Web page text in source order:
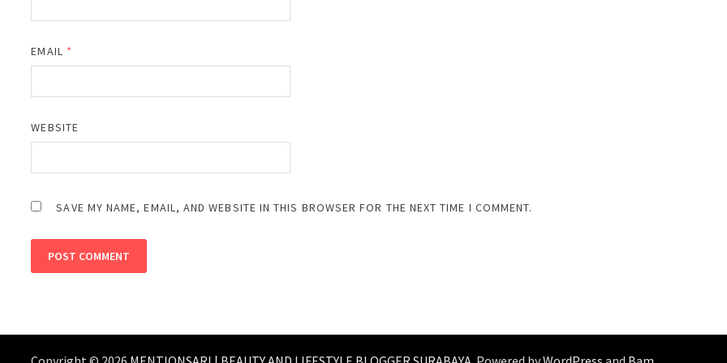
EMAIL *
WEBSITE
SAVE MY NAME, EMAIL, AND WEBSITE IN THIS BROWSER FOR THE NEXT TIME I COMMENT.